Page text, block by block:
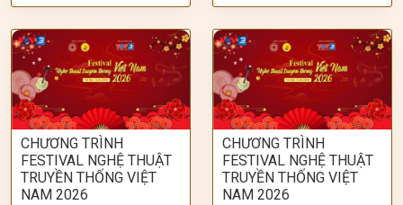
CHƯƠNG TRÌNH
FESTIVAL NGHỆ THUẬT
TRUYỀN THỐNG VIỆT
NAM 2026
CHƯƠNG TRÌNH
FESTIVAL NGHỆ THUẬT
TRUYỀN THỐNG VIỆT
NAM 2026